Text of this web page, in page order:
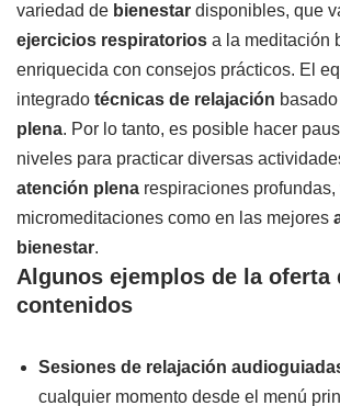
variedad de bienestar disponibles, que
ejercicios respiratorios a la meditación
enriquecida con consejos prácticos. El
integrado técnicas de relajación
plena. Por lo tanto, es posible hacer
niveles para practicar diversas
atención plena respiraciones
micromeditaciones como en las mejores
bienestar.
Algunos ejemplos de la oferta
contenidos
Sesiones de relajación
cualquier momento desde el menú